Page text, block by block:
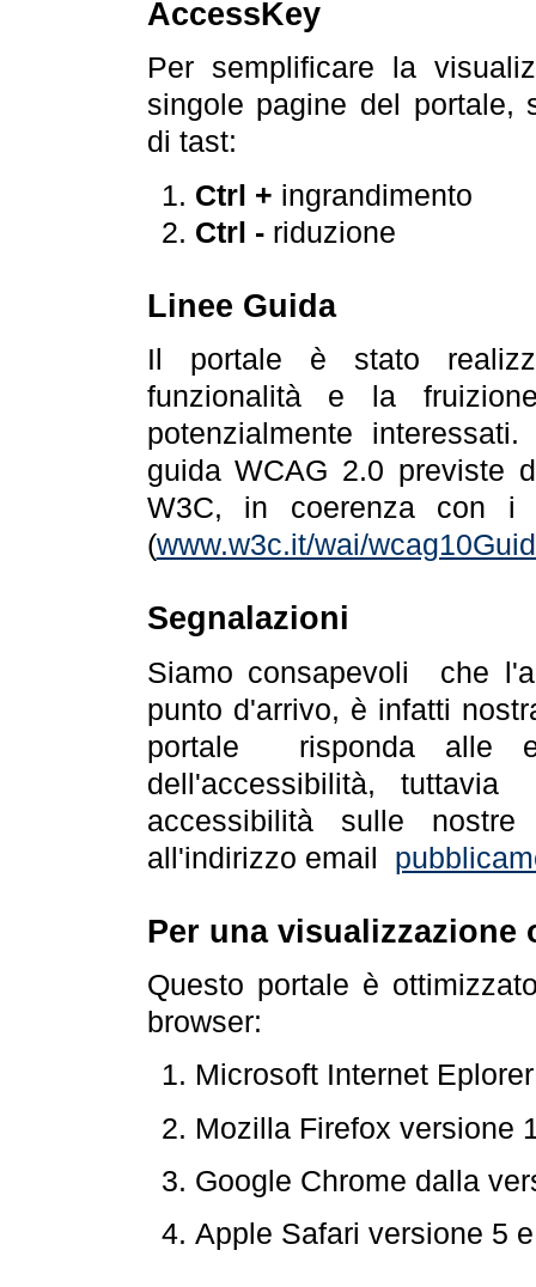
AccessKey
Per semplificare la
singole pagine del portale,
di tast:
Ctrl + ingrandimento
Ctrl -riduzione
Linee Guida
Il portale è stato
funzionalità e la
potenzialmente
guida WCAG 2.0 previste
W3C, in coerenza con i
(www.w3c.it/wai/
Segnalazioni
Siamo consapevoli che
punto d'arrivo, è infatti
portale risponda alle
dell'accessibilità,
accessibilità sulle
all'indirizzo email
Per una visualizzazione
Questo portale è
browser:
Microsoft Internet
Mozilla Firefox versione
Google Chrome dalla
Apple Safari versione 5